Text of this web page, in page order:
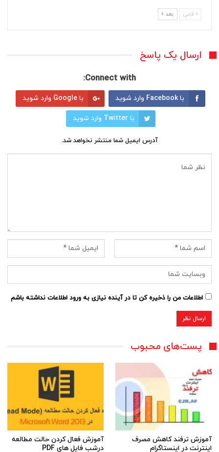
قبلی بعد
ارسال یک پاسخ
Connect with:
با Facebook وارد شوید با Google وارد شوید
با Twitter وارد شوید
آدرس ایمیل شما منتشر نخواهد شد.
اطلاعات من را ذخیره کن تا در آینده نیازی به ورود اطلاعات نداشته باشم
پست‌های محبوب
آموزش ترفند کاهش مصرف
اینترنت در اینستاگرام
آموزش فعال کردن حالت مطالعه
درشب فایل های PDF